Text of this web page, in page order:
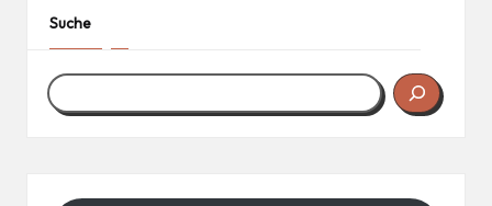
Suche